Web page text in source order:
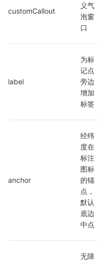
customCallout
义气
泡窗
口
label
为标
记点
旁边
增加
标签
anchor
经纬
度在
标注
图标
的锚
点，
默认
底边
中点
无障